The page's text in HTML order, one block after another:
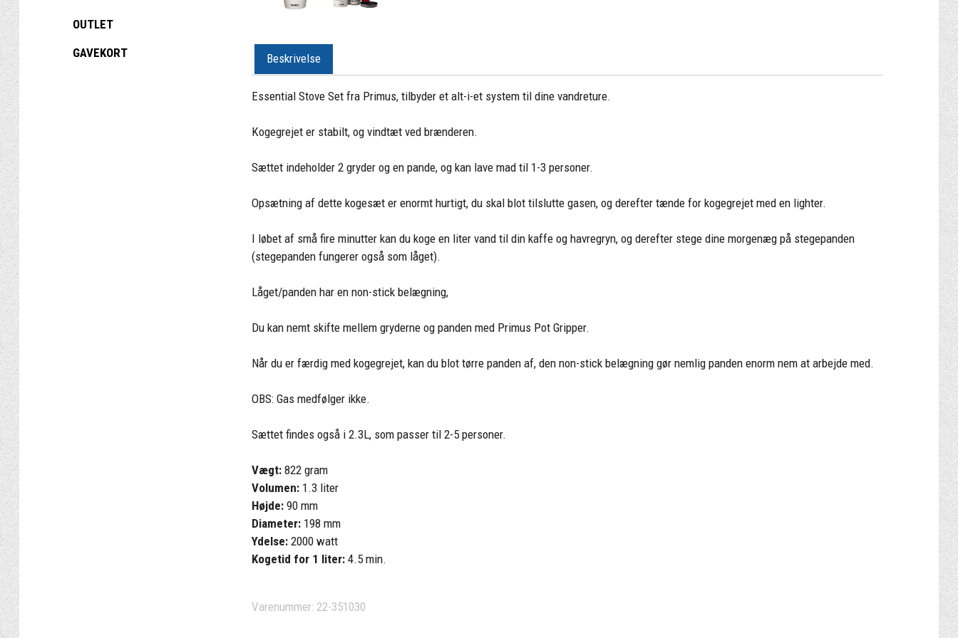
OUTLET
GAVEKORT
Beskrivelse
Essential Stove Set fra Primus, tilbyder et alt-i-et system til dine vandreture.
Kogegrejet er stabilt, og vindtæt ved brænderen.
Sættet indeholder 2 gryder og en pande, og kan lave mad til 1-3 personer.
Opsætning af dette kogesæt er enormt hurtigt, du skal blot tilslutte gasen, og derefter tænde for kogegrejet med en lighter.
I løbet af små fire minutter kan du koge en liter vand til din kaffe og havregryn, og derefter stege dine morgenæg på stegepanden
(stegepanden fungerer også som låget).
Låget/panden har en non-stick belægning,
Du kan nemt skifte mellem gryderne og panden med Primus Pot Gripper.
Når du er færdig med kogegrejet, kan du blot tørre panden af, den non-stick belægning gør nemlig panden enorm nem at arbejde med.
OBS: Gas medfølger ikke.
Sættet findes også i 2.3L, som passer til 2-5 personer.
Vægt: 822 gram
Volumen: 1.3 liter
Højde: 90 mm
Diameter: 198 mm
Ydelse: 2000 watt
Kogetid for 1 liter: 4.5 min.
Varenummer: 22-351030